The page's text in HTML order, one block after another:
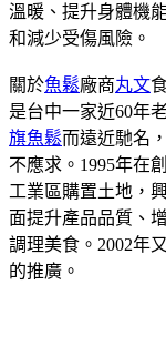
溫暖、提升身體機
和減少受傷風險。
關於魚鬆廠商丸文
是台中一家近60年
旗魚鬆而遠近馳名
不應求。1995年在
工業區購置土地，
面提升產品品質、
調理美食。2002年
的推廣。